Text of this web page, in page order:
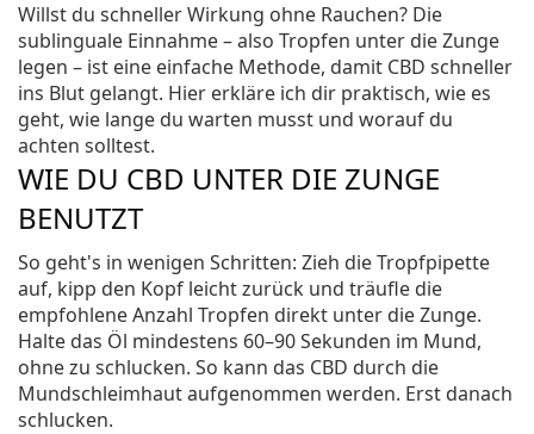
Willst du schneller Wirkung ohne Rauchen? Die
sublinguale Einnahme – also Tropfen unter die Zunge
legen – ist eine einfache Methode, damit CBD schneller
ins Blut gelangt. Hier erkläre ich dir praktisch, wie es
geht, wie lange du warten musst und worauf du
achten solltest.
WIE DU CBD UNTER DIE ZUNGE
BENUTZT
So geht's in wenigen Schritten: Zieh die Tropfpipette
auf, kipp den Kopf leicht zurück und träufle die
empfohlene Anzahl Tropfen direkt unter die Zunge.
Halte das Öl mindestens 60–90 Sekunden im Mund,
ohne zu schlucken. So kann das CBD durch die
Mundschleimhaut aufgenommen werden. Erst danach
schlucken.